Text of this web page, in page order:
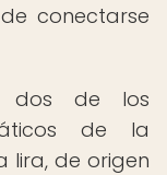
conectarse
de los
de la
lira, de origen